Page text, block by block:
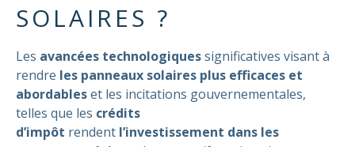
SOLAIRES ?
Les avancées technologiquessignificatives visant à
rendre les panneaux solaires plus efficaces et
abordableset les incitations gouvernementales,
telles que les crédits
d’impôt rendent l’investissement dans les